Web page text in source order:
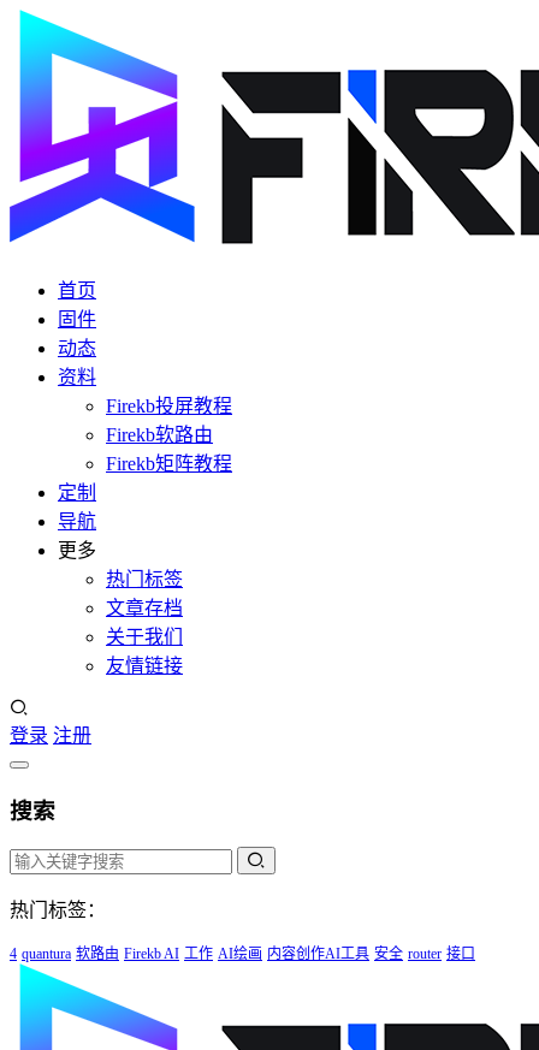
首页
固件
动态
资料
Firekb投屏教程
Firekb软路由
Firekb矩阵教程
定制
导航
更多
热门标签
文章存档
关于我们
友情链接
登录 注册
搜索
热门标签：
4 quantura 软路由 Firekb AI 工作 AI绘画 内容创作AI工具 安全 router 接口